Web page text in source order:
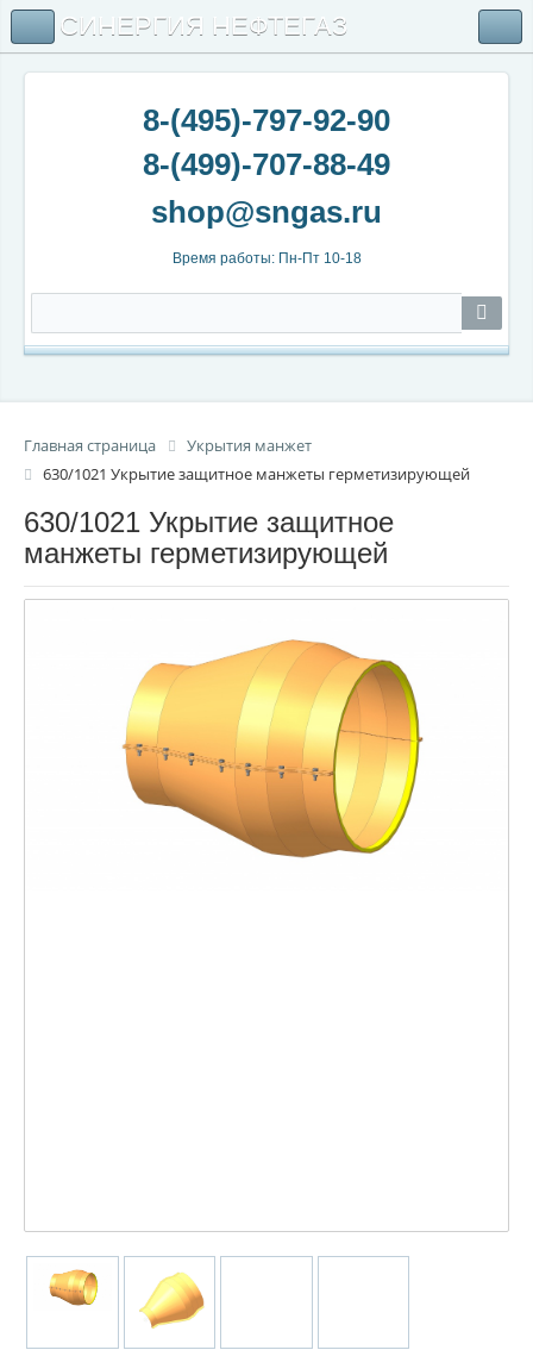
8-(495)-797-92-90
8-(499)-707-88-49
Время работы: Пн-Пт 10-18
Главная страница
Укрытия манжет
630/1021 Укрытие защитное манжеты герметизирующей
630/1021 Укрытие защитное
манжеты герметизирующей
СИНЕРГИЯ НЕФТЕГАЗ